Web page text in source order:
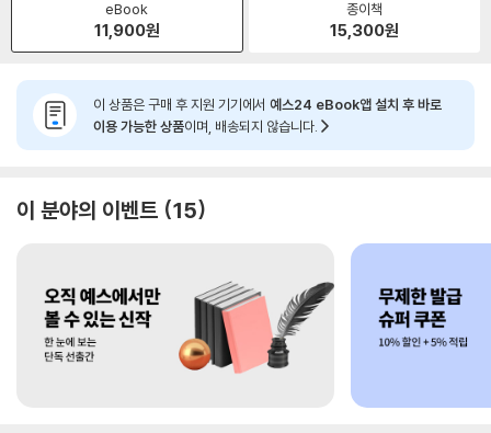
eBook
11,900원
종이책
15,300원
이 상품은 구매 후 지원 기기에서 예스24 eBook앱 설치 후 바로
이용 가능한 상품이며, 배송되지 않습니다.
이 분야의 이벤트 15